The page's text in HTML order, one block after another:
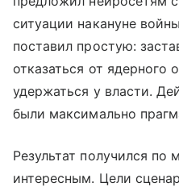
ситуации накануне
поставил простую:
отказаться от ядерного
удержаться у власти.
были максимально
Результат получился по
интересным. Цели